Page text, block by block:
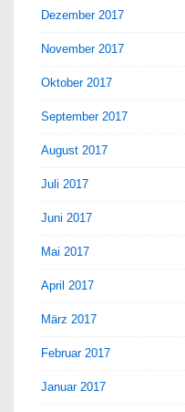
Dezember 2017
November 2017
Oktober 2017
September 2017
August 2017
Juli 2017
Juni 2017
Mai 2017
April 2017
März 2017
Februar 2017
Januar 2017